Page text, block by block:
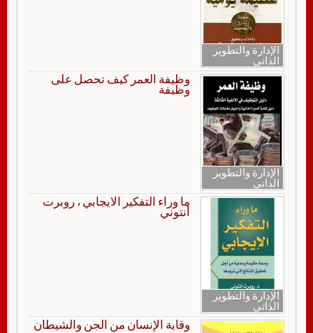
الإدارة والتطوير
الذاتي
الإدارة والتطوير
الذاتي
وظيفة العمر كيف تحصل على
وظيفة
الإدارة والتطوير
الذاتي
ما وراء التفكير الايجابي ، روبرت
أنتوني
وقاية الإنسان من الجن والشيطان